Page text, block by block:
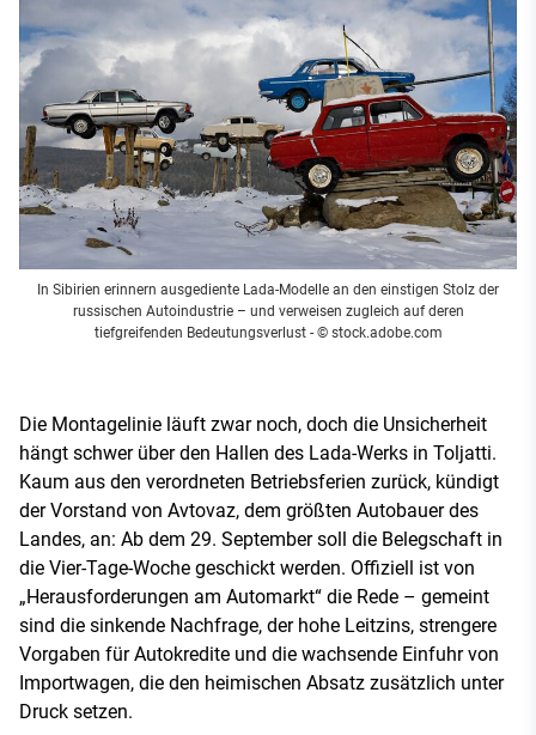
In Sibirien erinnern ausgediente Lada-Modelle an den einstigen Stolz der
russischen Autoindustrie – und verweisen zugleich auf deren
tiefgreifenden Bedeutungsverlust- © stock.adobe.com
Die Montagelinie läuft zwar noch, doch die Unsicherheit
hängt schwer über den Hallen des Lada-Werks in Toljatti.
Kaum aus den verordneten Betriebsferien zurück, kündigt
der Vorstand von Avtovaz, dem größten Autobauer des
Landes, an: Ab dem 29. September soll die Belegschaft in
die Vier-Tage-Woche geschickt werden. Offiziell ist von
„Herausforderungen am Automarkt“ die Rede – gemeint
sind die sinkende Nachfrage, der hohe Leitzins, strengere
Vorgaben für Autokredite und die wachsende Einfuhr von
Importwagen, die den heimischen Absatz zusätzlich unter
Druck setzen.